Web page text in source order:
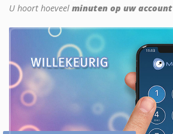
U hoort hoeveel minuten op uw account